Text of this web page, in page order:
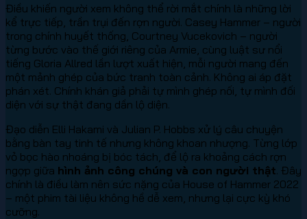
Điều khiến người xem không thể rời mắt chính là những lời
kể trực tiếp, trần trụi đến rợn người. Casey Hammer – người
trong chính huyết thống, Courtney Vucekovich – người
từng bước vào thế giới riêng của Armie, cùng luật sư nổi
tiếng Gloria Allred lần lượt xuất hiện, mỗi người mang đến
một mảnh ghép của bức tranh toàn cảnh. Không ai áp đặt
phán xét. Chính khán giả phải tự mình ghép nối, tự mình đối
diện với sự thật đang dần lộ diện.
Đạo diễn Elli Hakami và Julian P. Hobbs xử lý câu chuyện
bằng bàn tay tinh tế nhưng không khoan nhượng. Từng lớp
vỏ bọc hào nhoáng bị bóc tách, để lộ ra khoảng cách rợn
ngợp giữa hình ảnh công chúng và con người thật. Đây
chính là điều làm nên sức nặng của House of Hammer 2022
– một phim tài liệu không hề dễ xem, nhưng lại cực kỳ khó
cưỡng.